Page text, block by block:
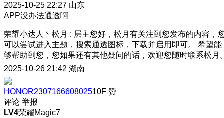
2025-10-25 22:27 山东
APP没办法通透啊
荣耀小达人丶松月 : 层主您好，松月有关注到您发布的内容，
可以尝试进入主题，搜索通透图标，下载并启用即可。 希望能
够帮助到您，您如果还有其他疑问的话，欢迎您随时联系松月
2025-10-26 21:42 湖南
HONOR230716660802510F 赞
评论 举报
LV4荣耀Magic7